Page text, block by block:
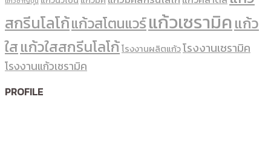
สกรีนโลโก้แก้วสโตนแวร์แก้วเซรามิคแก้ว
ใสแก้วใสสกรีนโลโก้โรงงานผลิตแก้วโรงงานเซรามิค
โรงงานแก้วเซรามิค
PROFILE